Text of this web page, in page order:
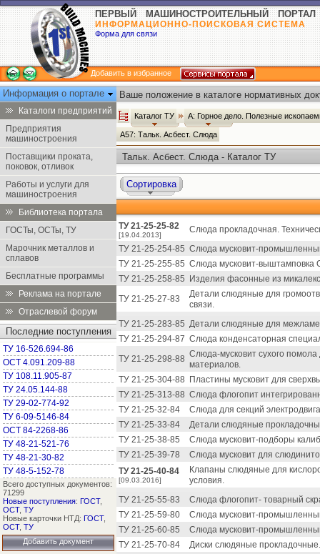
ПЕРВЫЙ МАШИНОСТРОИТЕЛЬНЫЙ ПОРТАЛ
ИНФОРМАЦИОННО-ПОИСКОВАЯ СИСТЕМА
Форма для связи
Добавить в избранное
Информация о портале
Каталоги предприятий
Предприятия
машиностроения
Поставщики проката,
поковок, отливок
Работы и услуги для
машиностроения
Библиотека портала
ГОСТы, ОСТы, ТУ
Марочник металлов и
сплавов
Бесплатные программы
Реклама на портале
Отраслевой форум
Последние поступления
ТУ 16-526.694-86
ОСТ 4.091.209-88
ТУ 108.11.905-87
ТУ 24.05.144-88
ТУ 29-02-774-92
ТУ 6-09-5146-84
ОСТ 84-2268-86
ТУ 48-21-521-76
ТУ 48-21-30-82
ТУ 48-5-152-78
Всего доступных документов:
71299
Новые поступления: ГОСТ,
ОСТ, ТУ
Новые карточки НТД: ГОСТ,
ОСТ, ТУ
Добавить документ
Ваше положение в каталоге нормативных
Каталог ТУ А: Горное дело. Полезные
А57: Тальк. Асбест. Слюда
Тальк. Асбест. Слюда - Каталог ТУ
Сортировка
ТУ 21-25-25-82
[19.04.2013]
Слюда прокладочная.
ТУ 21-25-254-85 Слюда мусковит-
ТУ 21-25-255-85 Слюда мусковит-выштамповка
ТУ 21-25-258-85
Изделия фасонные из
ТУ 21-25-27-83
Детали слюдяные для
связи.
ТУ 21-25-283-85 Детали слюдяные для
ТУ 21-25-294-87 Слюда конденсаторная
ТУ 21-25-298-88 Слюда-мусковит сухого
материалов.
ТУ 21-25-304-88
Пластины мусковит для
ТУ 21-25-313-88 Слюда флогопит
ТУ 21-25-32-84
Слюда для секций
ТУ 21-25-33-84
Детали слюдяные
ТУ 21-25-38-85
Слюда мусковит-подборы
ТУ 21-25-39-78
Слюда мусковит для
ТУ 21-25-40-84
[09.03.2016]
Клапаны слюдяные для
условия.
ТУ 21-25-55-83
Слюда флогопит- товарный
ТУ 21-25-59-80
Слюда мусковит-
ТУ 21-25-60-85
Слюда мусковит-
ТУ 21-25-70-84
Диски слюдяные прокладочные.